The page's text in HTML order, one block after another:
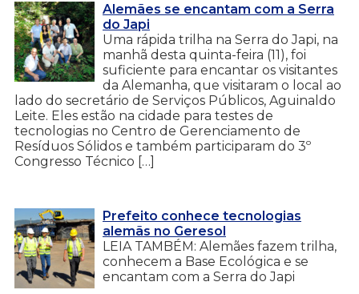
Alemães se encantam com a Serra
do Japi
Uma rápida trilha na Serra do Japi, na
manhã desta quinta-feira (11), foi
suficiente para encantar os visitantes
da Alemanha, que visitaram o local ao
lado do secretário de Serviços Públicos, Aguinaldo
Leite. Eles estão na cidade para testes de
tecnologias no Centro de Gerenciamento de
Resíduos Sólidos e também participaram do 3º
Congresso Técnico […]
Prefeito conhece tecnologias
alemãs no Geresol
LEIA TAMBÉM: Alemães fazem trilha,
conhecem a Base Ecológica e se
encantam com a Serra do Japi